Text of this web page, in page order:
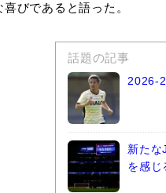
喜びであると語った。
話題の記事
2026-
新た
を感じ